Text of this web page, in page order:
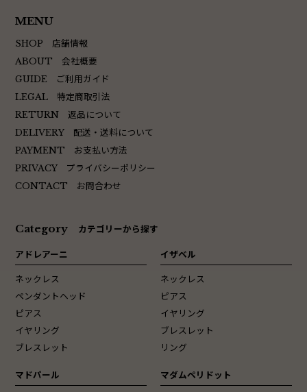
MENU
SHOP 店舗情報
ABOUT 会社概要
GUIDE ご利用ガイド
LEGAL 特定商取引法
RETURN 返品について
DELIVERY 配送・送料について
PAYMENT お支払い方法
PRIVACY プライバシーポリシー
CONTACT お問合わせ
Category
カテゴリーから探す
アドレアーニ
ネックレス
ペンダントヘッド
ピアス
イヤリング
ブレスレット
イザベル
ネックレス
ピアス
イヤリング
ブレスレット
リング
マドパール
マダムペリドット